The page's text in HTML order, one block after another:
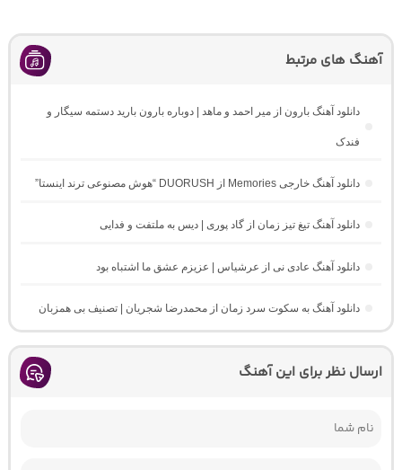
آهنگ های مرتبط
دانلود آهنگ بارون از میر احمد و ماهد | دوباره بارون بارید دستمه سیگار و
فندک
دانلود آهنگ خارجی Memories از DUORUSH “هوش مصنوعی ترند اینستا”
دانلود آهنگ تیغ تیز زمان از گاد پوری | دیس به ملتفت و فدایی
دانلود آهنگ عادی نی از عرشیاس | عزیزم عشق ما اشتباه بود
دانلود آهنگ به سکوت سرد زمان از محمدرضا شجریان | تصنیف بی همزبان
ارسال نظر برای این آهنگ